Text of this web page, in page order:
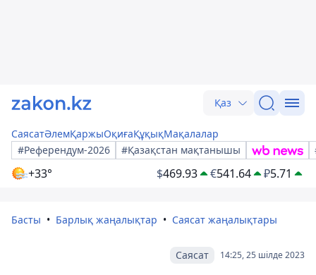
Қаз
СаясатӘлемҚаржыОқиғаҚұқықМақалалар
#Референдум-2026
#Қазақстан мақтанышы
+33° $469.93 €541.64 ₽5.71
Басты Барлық жаңалықтар Саясат жаңалықтары
14:25, 25 шілде 2023
Саясат